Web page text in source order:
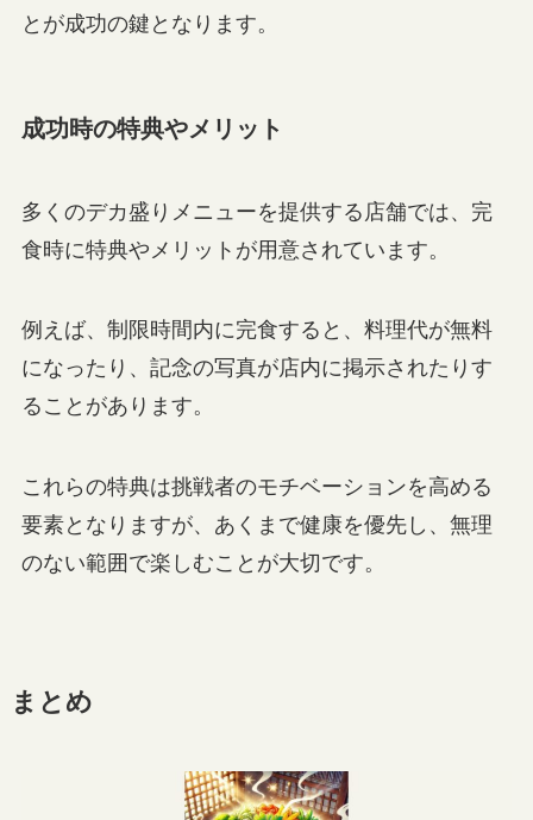
とが成功の鍵となります。
成功時の特典やメリット
多くのデカ盛りメニューを提供する店舗では、完
食時に特典やメリットが用意されています。
例えば、制限時間内に完食すると、料理代が無料
になったり、記念の写真が店内に掲示されたりす
ることがあります。
これらの特典は挑戦者のモチベーションを高める
要素となりますが、あくまで健康を優先し、無理
のない範囲で楽しむことが大切です。
まとめ